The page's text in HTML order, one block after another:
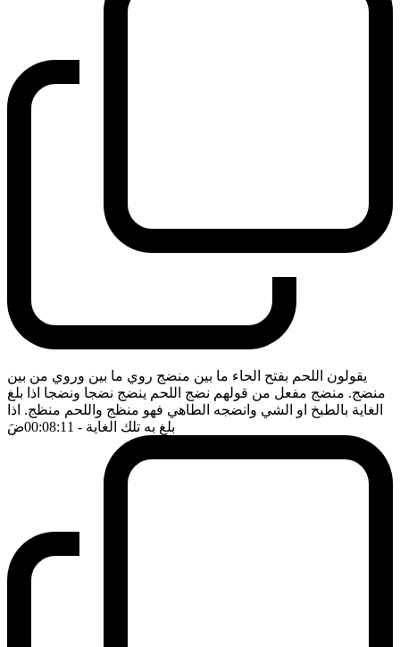
يقولون اللحم بفتح الحاء ما بين منضج روي ما بين وروي من بين
منضج. منضج مفعل من قولهم نضج اللحم ينضج نضجا ونضجا اذا بلغ
الغاية بالطبخ او الشي وانضجه الطاهي فهو منظج واللحم منظج. اذا
بلغ به تلك الغاية - 00:08:11 ضَ